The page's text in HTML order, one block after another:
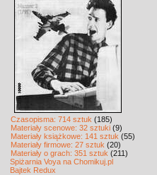
Czasopisma: 714 sztuk (185)
Materiały scenowe: 32 sztuki (9)
Materiały książkowe: 141 sztuk (55)
Materiały firmowe: 27 sztuk (20)
Materiały o grach: 351 sztuk (211)
Spiżarnia Voya na Chomikuj.pl
Bajtek Redux